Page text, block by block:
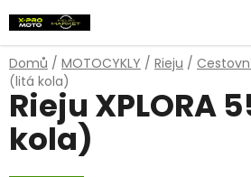
na
obsah
Domů / MOTOCYKLY / Rieju /
(litá kola)
Rieju XPLORA
kola)